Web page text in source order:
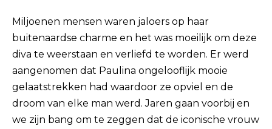
Miljoenen mensen waren jaloers op haar
buitenaardse charme en het was moeilijk om deze
diva te weerstaan ​​en verliefd te worden. Er werd
aangenomen dat Paulina ongelooflijk mooie
gelaatstrekken had waardoor ze opviel en de
droom van elke man werd. Jaren gaan voorbij en
we zijn bang om te zeggen dat de iconische vrouw